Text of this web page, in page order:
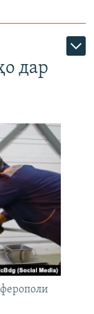
дар